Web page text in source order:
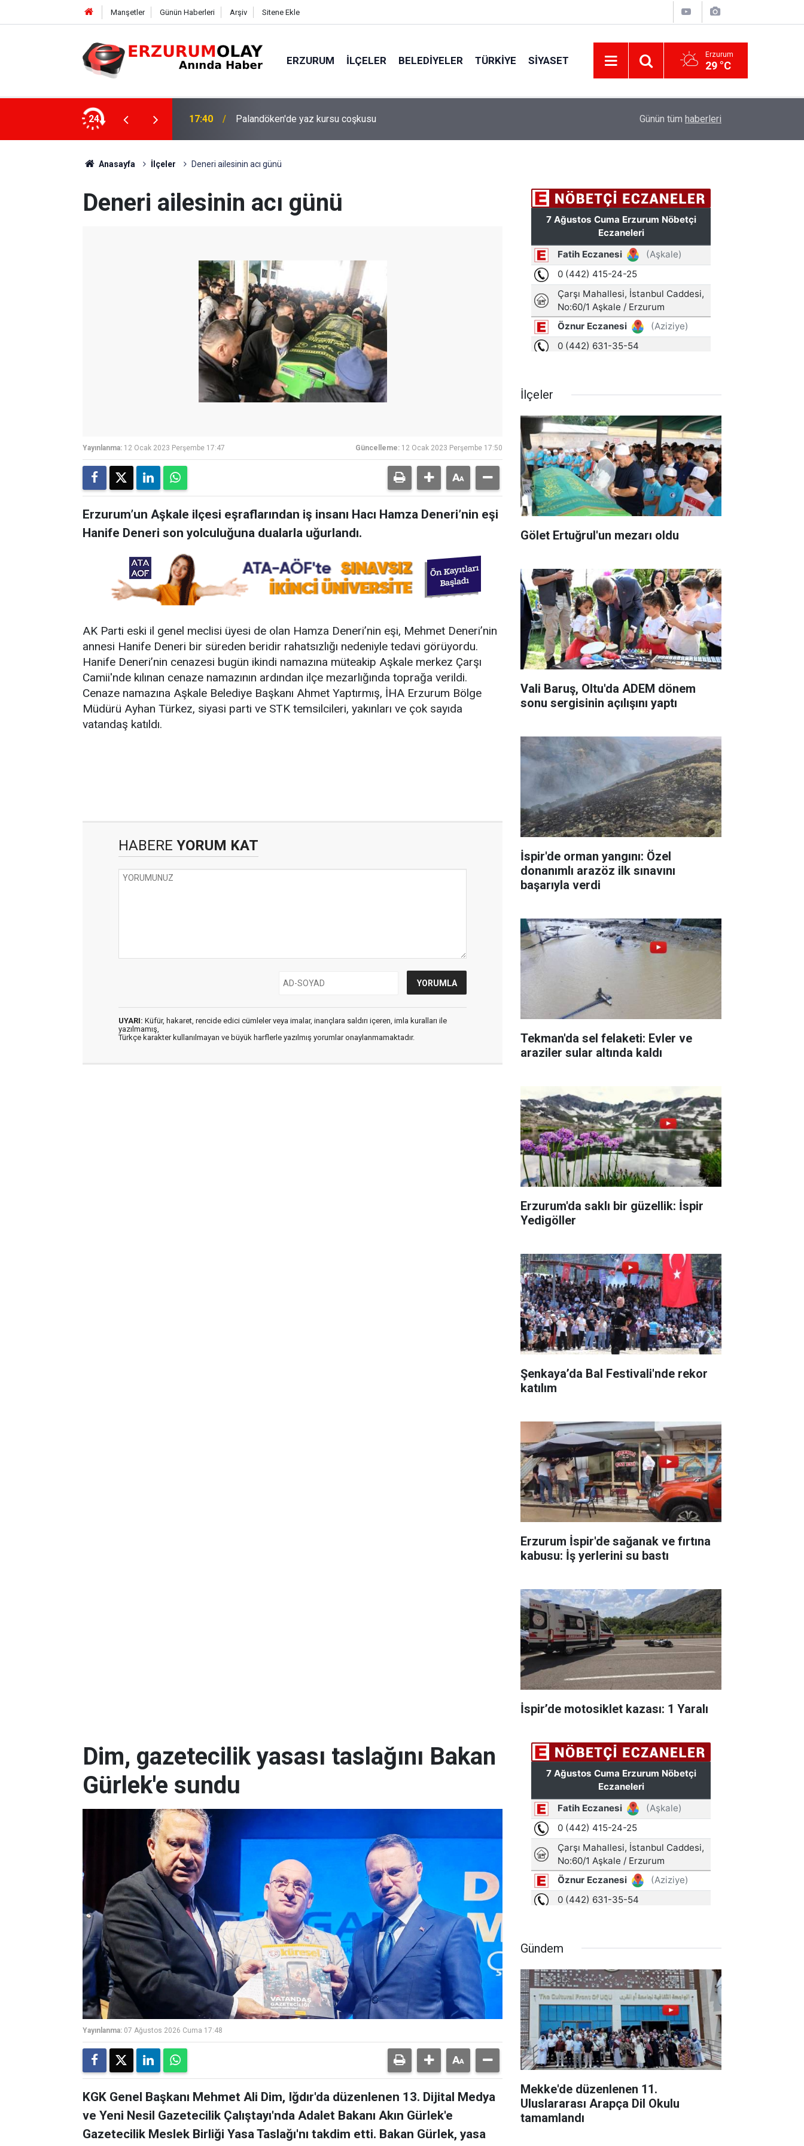
Manşetler Günün Haberleri Arşiv Sitene Ekle
ERZURUM İLÇELER BELEDIYELER TÜRKIYE SIYASET Erzurum
29 °C
24 17:37 TÜBİTAK desteği aldı Erzurum’da gıda ve yem işletmelerine sıkı
Günün tüm haberleri
Anasayfa İlçeler Deneri ailesinin acı günü
Deneri ailesinin acı günü
Yayınlanma: 12 Ocak 2023 Perşembe 17:47 Güncelleme: 12 Ocak 2023 Perşembe 17:50
Erzurum’un Aşkale ilçesi eşraflarından iş insanı Hacı Hamza Deneri’nin eşi
Hanife Deneri son yolculuğuna dualarla uğurlandı.
AK Parti eski il genel meclisi üyesi de olan Hamza Deneri’nin eşi, Mehmet Deneri’nin
annesi Hanife Deneri bir süreden beridir rahatsızlığı nedeniyle tedavi görüyordu.
Hanife Deneri’nin cenazesi bugün ikindi namazına müteakip Aşkale merkez Çarşı
Camii'nde kılınan cenaze namazının ardından ilçe mezarlığında toprağa verildi.
Cenaze namazına Aşkale Belediye Başkanı Ahmet Yaptırmış, İHA Erzurum Bölge
Müdürü Ayhan Türkez, siyasi parti ve STK temsilcileri, yakınları ve çok sayıda
vatandaş katıldı.
HABERE YORUM KAT
UYARI: Küfür, hakaret, rencide edici cümleler veya imalar, inançlara saldırı içeren, imla kuralları ile
yazılmamış,
Türkçe karakter kullanılmayan ve büyük harflerle yazılmış yorumlar onaylanmamaktadır.
İlçeler
Gölet Ertuğrul'un mezarı oldu
Vali Baruş, Oltu'da ADEM dönem
sonu sergisinin açılışını yaptı
İspir'de orman yangını: Özel
donanımlı arazöz ilk sınavını
başarıyla verdi
Tekman'da sel felaketi: Evler ve
araziler sular altında kaldı
Erzurum'da saklı bir güzellik: İspir
Yedigöller
Şenkaya’da Bal Festivali'nde rekor
katılım
Erzurum İspir'de sağanak ve fırtına
kabusu: İş yerlerini su bastı
İspir’de motosiklet kazası: 1 Yaralı
Dim, gazetecilik yasası taslağını Bakan
Gürlek'e sundu
Yayınlanma: 07 Ağustos 2026 Cuma 17:48
KGK Genel Başkanı Mehmet Ali Dim, Iğdır'da düzenlenen 13. Dijital Medya
ve Yeni Nesil Gazetecilik Çalıştayı'nda Adalet Bakanı Akın Gürlek'e
Gazetecilik Meslek Birliği Yasa Taslağı'nı takdim etti. Bakan Gürlek, yasa
Gündem
Mekke'de düzenlenen 11.
Uluslararası Arapça Dil Okulu
tamamlandı